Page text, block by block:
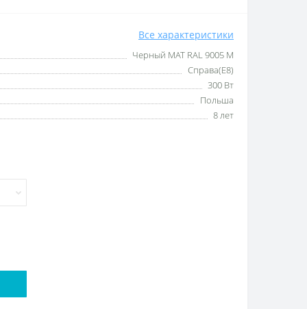
Все характеристики
Черный МАТ RAL 9005 M
Справа(Е8)
300 Вт
Польша
8 лет